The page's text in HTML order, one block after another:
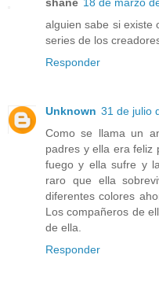
shane 18 de marzo
alguien sabe si existe
series de los
Responder
Unknown 31 de julio
Como se llama un
padres y ella era feliz
fuego y ella sufre y
raro que ella
diferentes colores
Los compañeros de
de ella.
Responder